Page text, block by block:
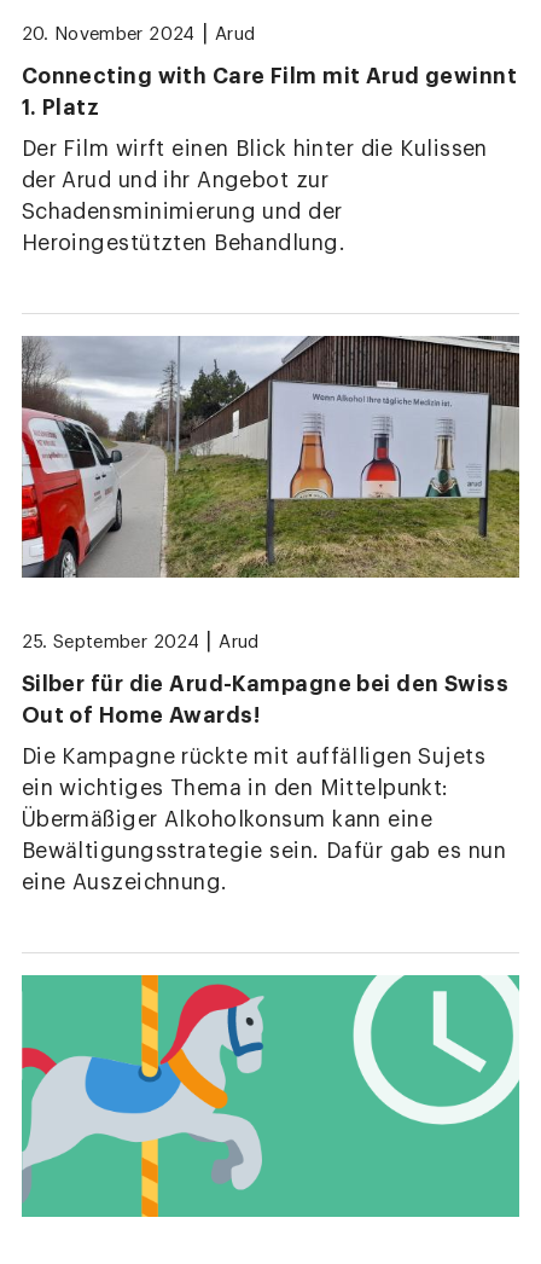
20. November 2024 Arud
Connecting with Care Film mit Arud gewinnt
1. Platz
Der Film wirft einen Blick hinter die Kulissen
der Arud und ihr Angebot zur
Schadensminimierung und der
Heroingestützten Behandlung.
25. September 2024 Arud
Silber für die Arud-Kampagne bei den Swiss
Out of Home Awards!
Die Kampagne rückte mit auffälligen Sujets
ein wichtiges Thema in den Mittelpunkt:
Übermäßiger Alkoholkonsum kann eine
Bewältigungsstrategie sein. Dafür gab es nun
eine Auszeichnung.